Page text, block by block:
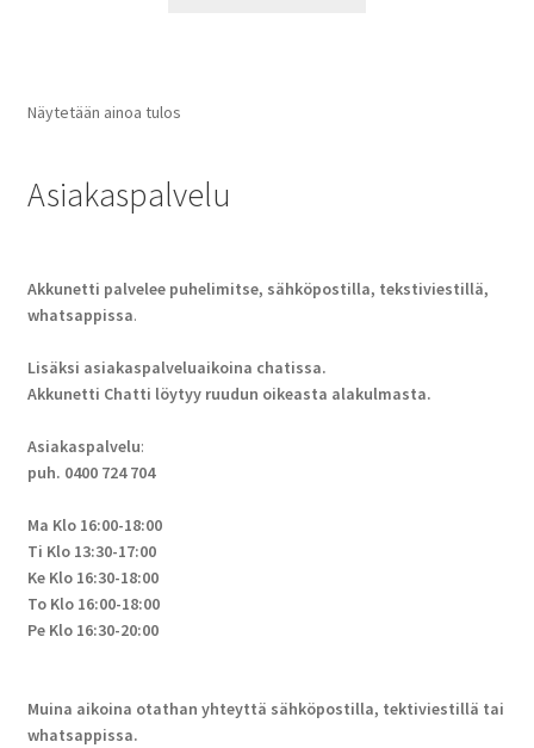
Näytetään ainoa tulos
Asiakaspalvelu
Akkunetti palvelee puhelimitse, sähköpostilla, tekstiviestillä,
whatsappissa.
Lisäksi asiakaspalveluaikoina chatissa.
Akkunetti Chatti löytyy ruudun oikeasta alakulmasta.
Asiakaspalvelu:
puh. 0400 724 704
Ma Klo 16:00-18:00
Ti Klo 13:30-17:00
Ke Klo 16:30-18:00
To Klo 16:00-18:00
Pe Klo 16:30-20:00
Muina aikoina otathan yhteyttä sähköpostilla, tektiviestillä tai
whatsappissa.